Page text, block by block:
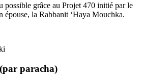
possible grâce au Projet 470 initié par le
épouse, la Rabbanit ‘Haya Mouchka.
paracha)